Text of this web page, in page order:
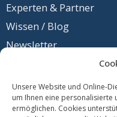
Unsere Website und Online-
um Ihnen eine
ermöglichen. Cookies
Experten & Partner
Wissen / Blog
Newsletter
Kontakt